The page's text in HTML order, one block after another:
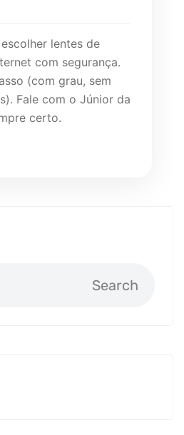
Search
lentes de
com segurança.
(com grau, sem
Fale com o Júnior da
certo.